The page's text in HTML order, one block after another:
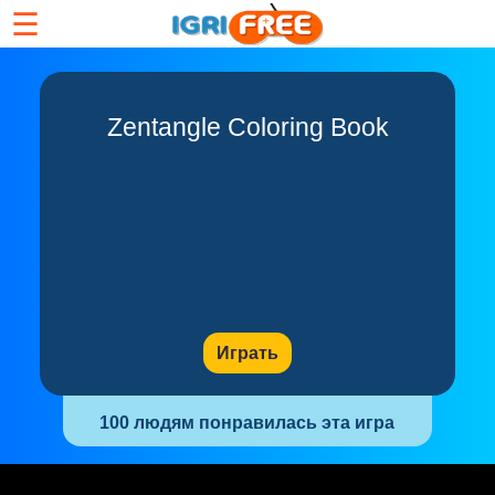
☰
Zentangle Coloring Book
Играть
100 людям понравилась эта игра